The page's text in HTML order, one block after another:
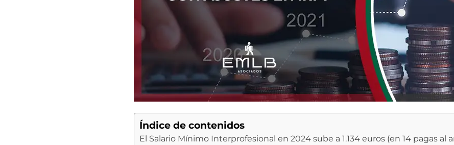
Índice de contenidos
El Salario Mínimo Interprofesional en 2024 sube a 1.134 euros (en 14 pagas al